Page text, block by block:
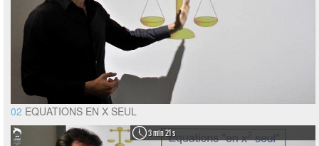
02 EQUATIONS EN X SEUL
3 min 21 s